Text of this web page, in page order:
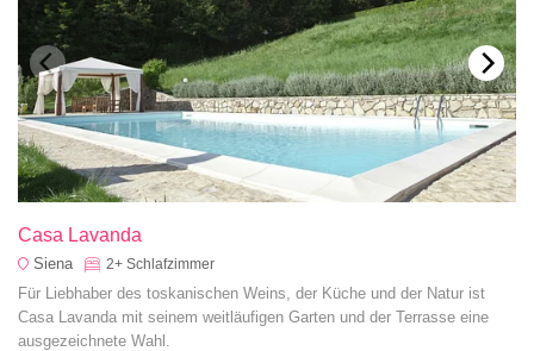
Casa Lavanda
Siena 2+ Schlafzimmer
Für Liebhaber des toskanischen Weins, der Küche und der Natur ist
Casa Lavanda mit seinem weitläufigen Garten und der Terrasse eine
ausgezeichnete Wahl.